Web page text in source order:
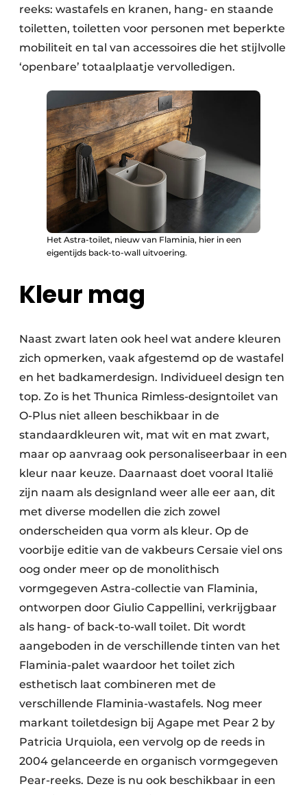
reeks: wastafels en kranen, hang- en staande
toiletten, toiletten voor personen met beperkte
mobiliteit en tal van accessoires die het stijlvolle
‘openbare’ totaalplaatje vervolledigen.
Het Astra-toilet, nieuw van Flaminia, hier in een
eigentijds back-to-wall uitvoering.
Kleur mag
Naast zwart laten ook heel wat andere kleuren
zich opmerken, vaak afgestemd op de wastafel
en het badkamerdesign. Individueel design ten
top. Zo is het Thunica Rimless-designtoilet van
O-Plus niet alleen beschikbaar in de
standaardkleuren wit, mat wit en mat zwart,
maar op aanvraag ook personaliseerbaar in een
kleur naar keuze. Daarnaast doet vooral Italië
zijn naam als designland weer alle eer aan, dit
met diverse modellen die zich zowel
onderscheiden qua vorm als kleur. Op de
voorbije editie van de vakbeurs Cersaie viel ons
oog onder meer op de monolithisch
vormgegeven Astra-collectie van Flaminia,
ontworpen door Giulio Cappellini, verkrijgbaar
als hang- of back-to-wall toilet. Dit wordt
aangeboden in de verschillende tinten van het
Flaminia-palet waardoor het toilet zich
esthetisch laat combineren met de
verschillende Flaminia-wastafels. Nog meer
markant toiletdesign bij Agape met Pear 2 by
Patricia Urquiola, een vervolg op de reeds in
2004 gelanceerde en organisch vormgegeven
Pear-reeks. Deze is nu ook beschikbaar in een